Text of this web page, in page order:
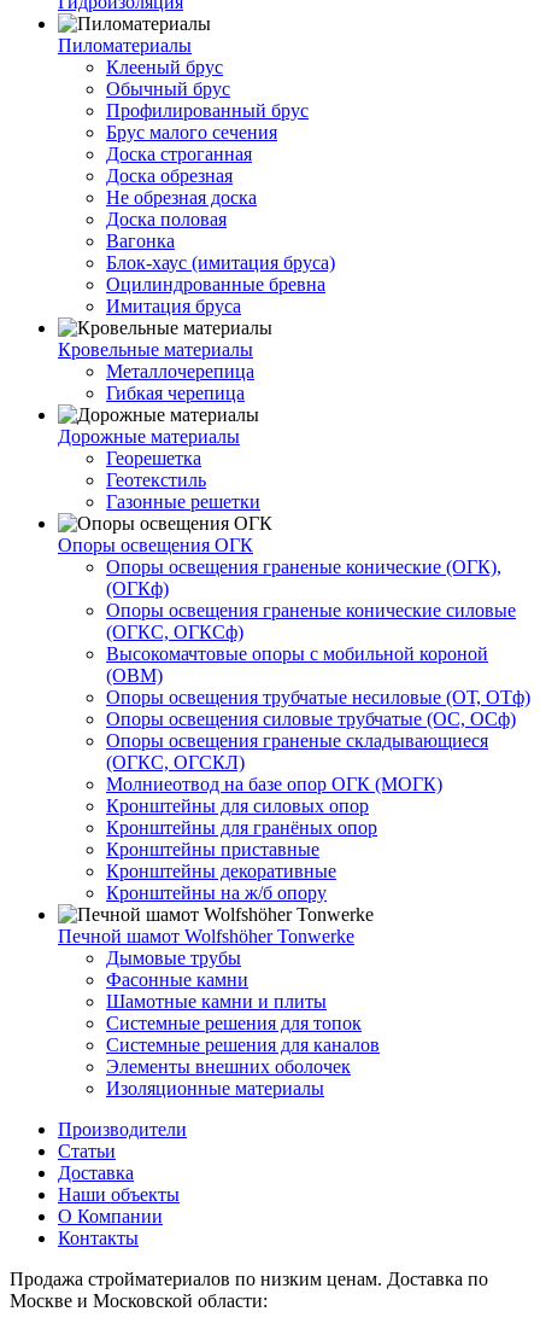
Пиломатериалы
Клееный брус
Обычный брус
Профилированный брус
Брус малого сечения
Доска строганная
Доска обрезная
Не обрезная доска
Доска половая
Вагонка
Блок-хаус (имитация бруса)
Оцилиндрованные бревна
Имитация бруса
Кровельные материалы
Металлочерепица
Гибкая черепица
Дорожные материалы
Георешетка
Геотекстиль
Газонные решетки
Опоры освещения ОГК
Опоры освещения граненые конические (ОГК),
(ОГКф)
Опоры освещения граненые конические силовые
(ОГКС, ОГКСф)
Высокомачтовые опоры с мобильной короной
(ОВМ)
Опоры освещения трубчатые несиловые (ОТ, ОТф)
Опоры освещения силовые трубчатые (ОС, ОСф)
Опоры освещения граненые складывающиеся
(ОГКС, ОГСКЛ)
Молниеотвод на базе опор ОГК (МОГК)
Кронштейны для силовых опор
Кронштейны для гранёных опор
Кронштейны приставные
Кронштейны декоративные
Кронштейны на ж/б опору
Печной шамот Wolfshöher Tonwerke
Дымовые трубы
Фасонные камни
Шамотные камни и плиты
Системные решения для топок
Системные решения для каналов
Элементы внешних оболочек
Изоляционные материалы
Производители
Статьи
Доставка
Наши объекты
О Компании
Контакты
Продажа стройматериалов по низким ценам. Доставка по
Москве и Московской области: